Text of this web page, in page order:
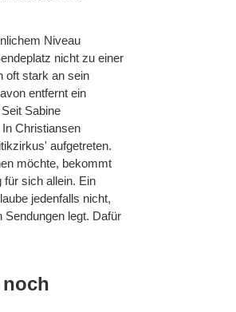
Niveau
nicht zu einer
oft stark an sein
entfernt ein
Sabine
Christiansen
aufgetreten.
möchte, bekommt
für sich allein. Ein
jedenfalls nicht,
legt. Dafür